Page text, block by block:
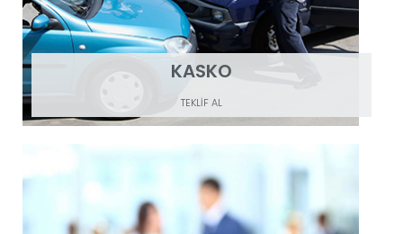
KASKO
TEKLİF AL